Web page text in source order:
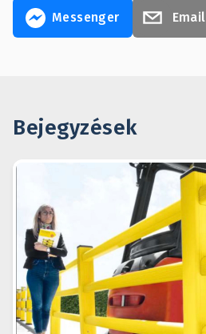
Messenger Email
Bejegyzések